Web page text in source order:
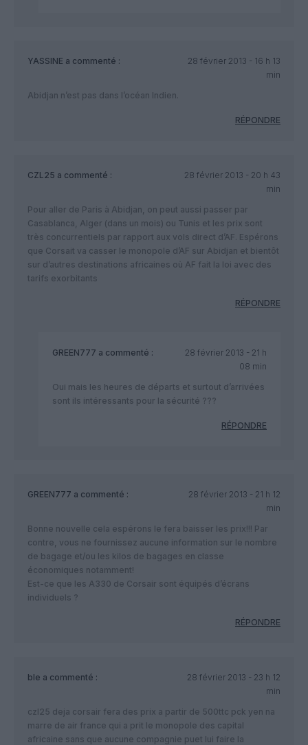
YASSINE a commenté :
28 février 2013 - 16 h 13
min
Abidjan n’est pas dans l’océan Indien.
RÉPONDRE
CZL25 a commenté :
28 février 2013 - 20 h 43
min
Pour aller de Paris à Abidjan, on peut aussi passer par
Casablanca, Alger (dans un mois) ou Tunis et les prix sont
très concurrentiels par rapport aux vols direct d’AF. Espérons
que Corsait va casser le monopole d’AF sur Abidjan et bientôt
sur d’autres destinations africaines où AF fait la loi avec des
tarifs exorbitants
RÉPONDRE
GREEN777 a commenté :
28 février 2013 - 21 h
08 min
Oui mais les heures de départs et surtout d’arrivées
sont ils intéressants pour la sécurité ???
RÉPONDRE
GREEN777 a commenté :
28 février 2013 - 21 h 12
min
Bonne nouvelle cela espérons le fera baisser les prix!!! Par
contre, vous ne fournissez aucune information sur le nombre
de bagage et/ou les kilos de bagages en classe
économiques notamment!
Est-ce que les A330 de Corsair sont équipés d’écrans
individuels ?
RÉPONDRE
ble a commenté :
28 février 2013 - 23 h 12
min
czl25 deja corsair fera des prix a partir de 500ttc pck yen na
marre de air france qui a prit le monopole des capital
africaine sans que aucune compagnie puet lui faire la